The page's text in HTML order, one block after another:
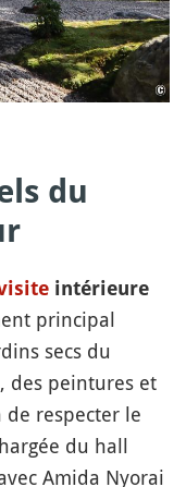
du
intérieure
principal
secs du
des peintures et
respecter le
du hall
Amida Nyorai